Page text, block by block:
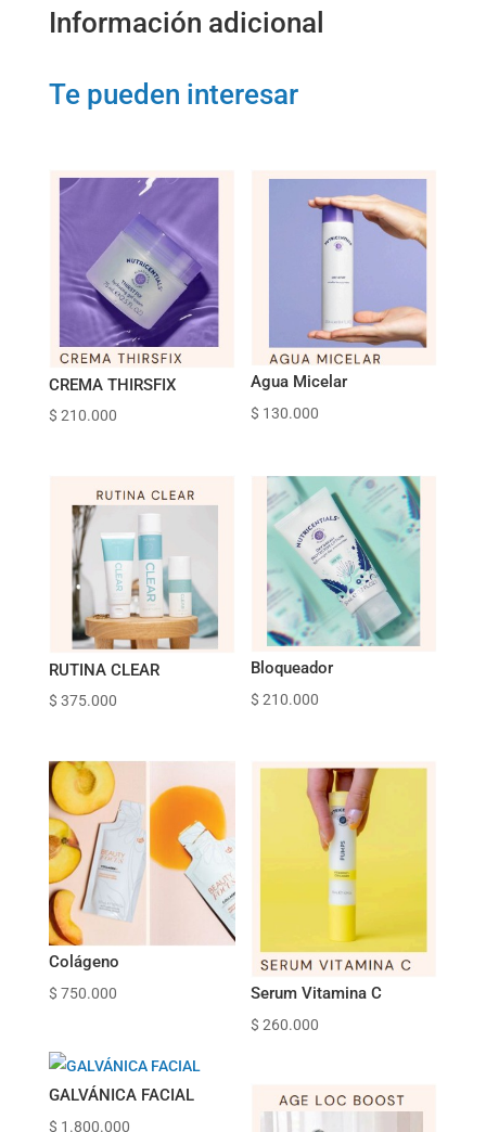
Información adicional
Te pueden interesar
CREMA THIRSFIX
$ 210.000
Agua Micelar
$ 130.000
RUTINA CLEAR
$ 375.000
Bloqueador
$ 210.000
Colágeno
$ 750.000 Serum Vitamina C
$ 260.000
GALVÁNICA FACIAL
$ 1.800.000